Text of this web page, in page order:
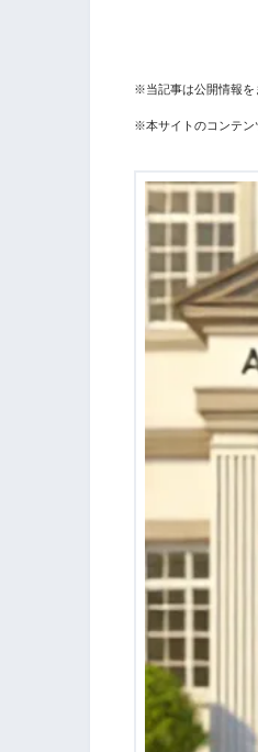
※当記事は公開情報を
※本サイトのコンテン